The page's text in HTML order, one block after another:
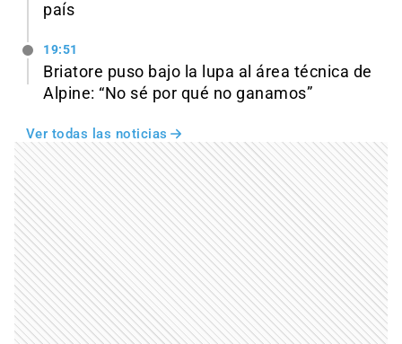
país
19:51
Briatore puso bajo la lupa al área técnica de
Alpine: “No sé por qué no ganamos”
Ver todas las noticias